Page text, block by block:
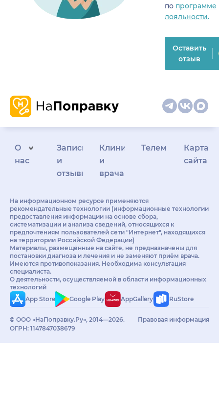
по программе
лояльности.
Оставить
отзыв
О
нас
Запись
и
отзывы
Клиникам
и
врачам
Телемедицина
Карта
сайта
На информационном ресурсе применяются
рекомендательные технологии (информационные технологии
предоставления информации на основе сбора,
систематизации и анализа сведений, относящихся к
предпочтениям пользователей сети "Интернет", находящихся
на территории Российской Федерации)
Материалы, размещённые на сайте, не предназначены для
постановки диагноза и лечения и не заменяют приём врача.
Имеются противопоказания. Необходима консультация
специалиста.
О деятельности, осуществляемой в области информационных
технологий
App Store
Google Play AppGallery RuStore
© ООО «НаПоправку.Ру», 2014—2026.
ОГРН: 1147847038679
Правовая информация